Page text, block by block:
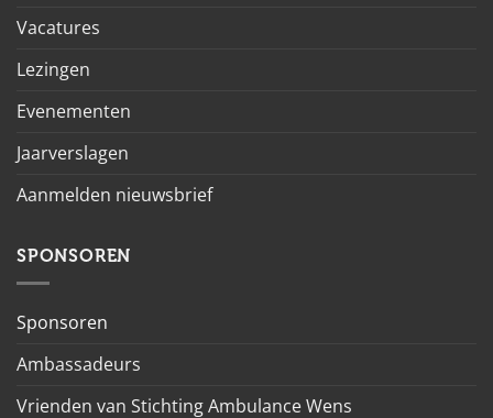
Vacatures
Lezingen
Evenementen
Jaarverslagen
Aanmelden nieuwsbrief
SPONSOREN
Sponsoren
Ambassadeurs
Vrienden van Stichting Ambulance Wens